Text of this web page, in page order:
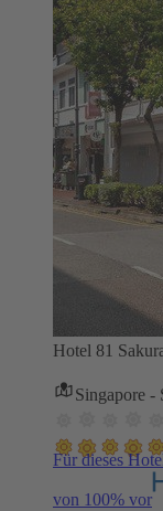
Hotel 81
Singapore -
Für dieses
von 100% vor